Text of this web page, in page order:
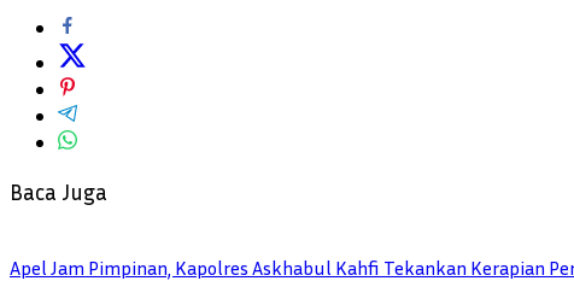
Baca Juga
Apel Jam Pimpinan, Kapolres Askhabul Kahfi Tekankan Kerapian